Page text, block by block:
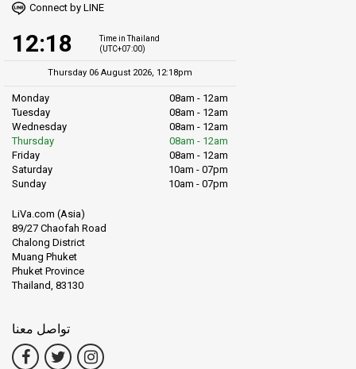
Connect by LINE
12:18
Time in Thailand
(UTC+07:00)
Thursday 06 August 2026, 12:18pm
Monday
08am - 12am
Tuesday
08am - 12am
Wednesday
08am - 12am
Thursday
08am - 12am
Friday
08am - 12am
Saturday
10am - 07pm
Sunday
10am - 07pm
LiVa.com (Asia)
89/27 Chaofah Road
Chalong District
Muang Phuket
Phuket Province
Thailand, 83130
تواصل معنا